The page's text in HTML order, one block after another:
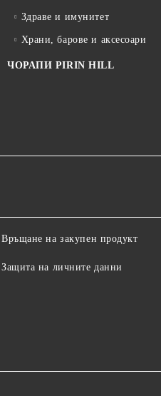
Здраве и имунитет
Храни, барове и аксесоари
ЧОРАПИ PIRIN HILL
Връщане на закупен продукт
Защита на личните данни